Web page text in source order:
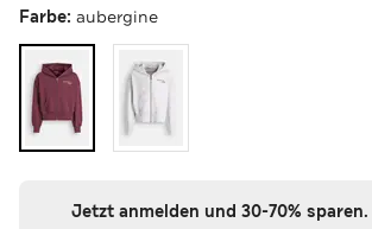
Farbe: aubergine
Jetzt anmelden und 30-70% sparen.